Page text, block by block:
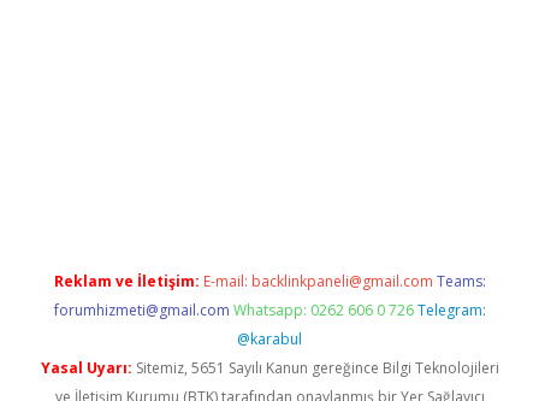
Reklam ve İletişim: E-mail: backlinkpaneli@gmail.com Teams:
forumhizmeti@gmail.com Whatsapp: 0262 606 0 726 Telegram:
@karabul
Yasal Uyarı: Sitemiz, 5651 Sayılı Kanun gereğince Bilgi Teknolojileri
ve İletişim Kurumu (BTK) tarafından onaylanmış bir Yer Sağlayıcı